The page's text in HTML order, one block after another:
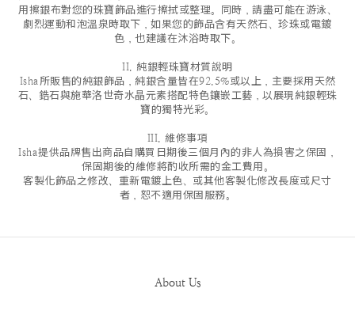
用擦銀布對您的珠寶飾品進行擦拭或整理。同時，請盡可能在游泳、
劇烈運動和泡溫泉時取下，如果您的飾品含有天然石、珍珠或電鍍
色，也建議在沐浴時取下。
II. 純銀輕珠寶材質說明
Isha所販售的純銀飾品，純銀含量皆在92.5%或以上，主要採用天然
石、鋯石與施華洛世奇水晶元素搭配特色鑲嵌工藝，以展現純銀輕珠
寶的獨特光彩。
III. 維修事項
Isha提供品牌售出商品自購買日期後三個月內的非人為損害之保固，
保固期後的維修將酌收所需的金工費用。
客製化飾品之修改、重新電鍍上色、或其他客製化修改長度或尺寸
者，恕不適用保固服務。
About Us